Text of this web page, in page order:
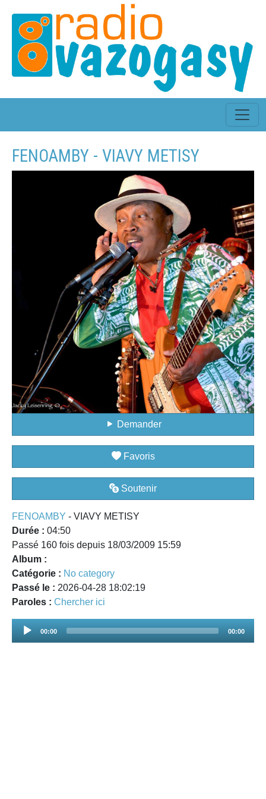
FENOAMBY - VIAVY METISY
Demander
Favoris
Soutenir
FENOAMBY - VIAVY METISY
Durée : 04:50
Passé 160 fois depuis 18/03/2009 15:59
Album :
Catégorie : No category
Passé le : 2026-04-28 18:02:19
Paroles : Chercher ici
Audio
00:00 00:00